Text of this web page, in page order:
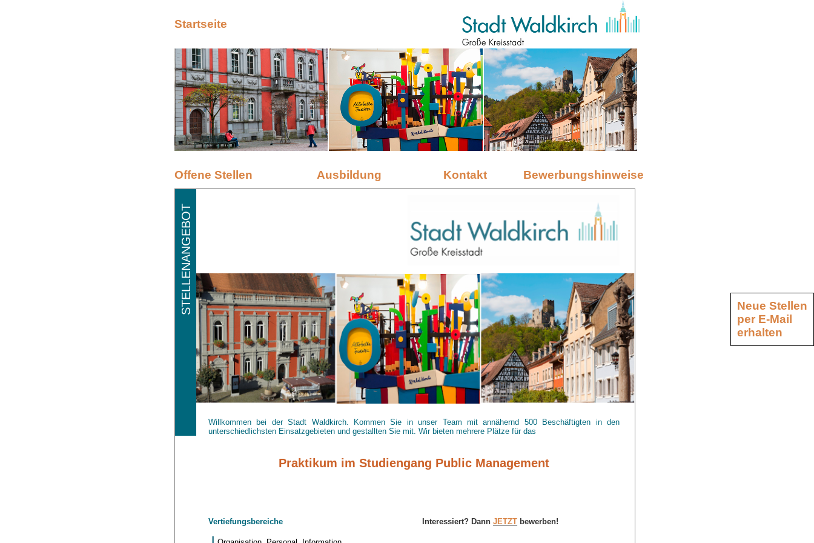
Startseite
Offene Stellen Ausbildung Kontakt Bewerbungshinweise
STELLENANGEBOT
Willkommen bei der Stadt Waldkirch. Kommen Sie in unser Team mit annähernd 500 Beschäftigten in den
unterschiedlichsten Einsatzgebieten und gestallten Sie mit. Wir bieten mehrere Plätze für das
Praktikum im Studiengang Public Management
Vertiefungsbereiche Interessiert? DannJETZT bewerben!
Neue Stellen
per E-Mail
erhalten